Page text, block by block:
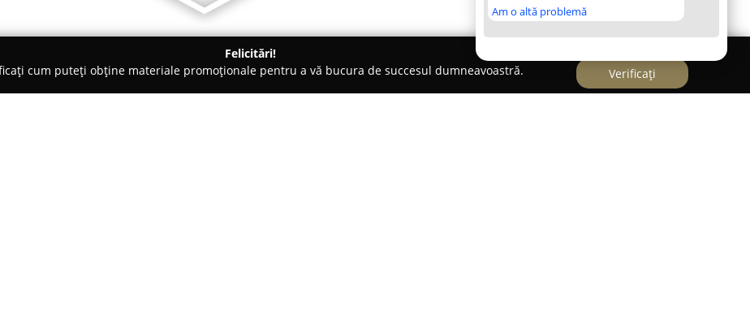
Am o altă problemă
Felicitări!
cum puteți obține materiale promoționale pentru a vă bucura de succesul dumneavoastră.
Verificați